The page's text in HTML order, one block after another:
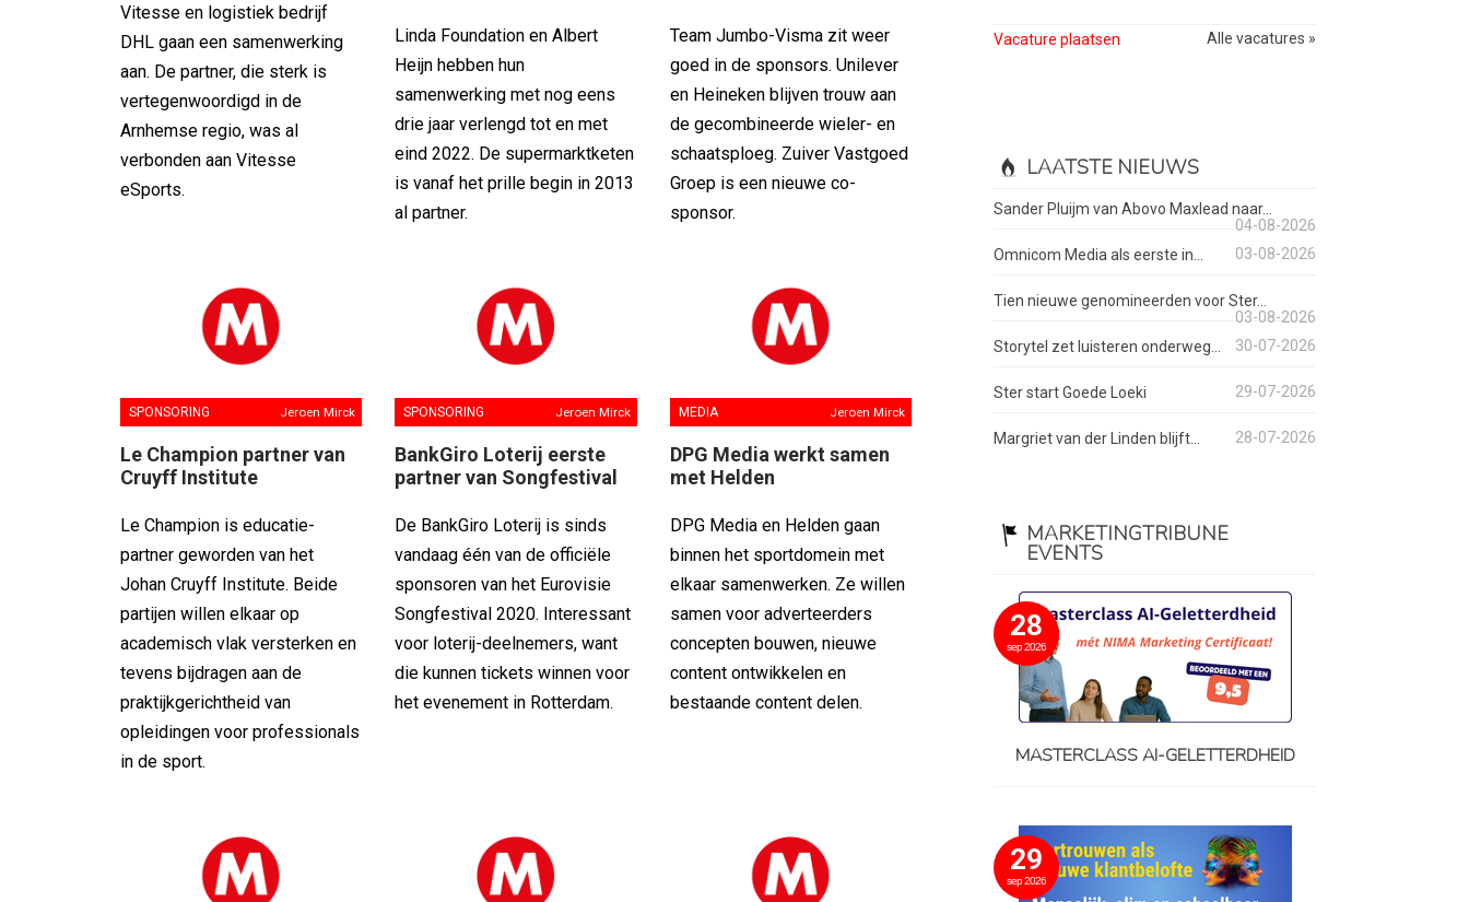
Vitesse en logistiek bedrijf
DHL gaan een samenwerking
aan. De partner, die sterk is
vertegenwoordigd in de
Arnhemse regio, was al
verbonden aan Vitesse
eSports.
Linda Foundation en Albert
Heijn hebben hun
samenwerking met nog eens
drie jaar verlengd tot en met
eind 2022. De supermarktketen
is vanaf het prille begin in 2013
al partner.
Team Jumbo-Visma zit weer
goed in de sponsors. Unilever
en Heineken blijven trouw aan
de gecombineerde wieler- en
schaatsploeg. Zuiver Vastgoed
Groep is een nieuwe co-
sponsor.
SPONSORING Jeroen Mirck
Le Champion partner van
Cruyff Institute
Le Champion is educatie-
partner geworden van het
Johan Cruyff Institute. Beide
partijen willen elkaar op
academisch vlak versterken en
tevens bijdragen aan de
praktijkgerichtheid van
opleidingen voor professionals
in de sport.
SPONSORING Jeroen Mirck
BankGiro Loterij eerste
partner van Songfestival
De BankGiro Loterij is sinds
vandaag één van de officiële
sponsoren van het Eurovisie
Songfestival 2020. Interessant
voor loterij-deelnemers, want
die kunnen tickets winnen voor
het evenement in Rotterdam.
MEDIA Jeroen Mirck
DPG Media werkt samen
met Helden
DPG Media en Helden gaan
binnen het sportdomein met
elkaar samenwerken. Ze willen
samen voor adverteerders
concepten bouwen, nieuwe
content ontwikkelen en
bestaande content delen.
Vacature plaatsen Alle vacatures »
LAATSTE NIEUWS
Sander Pluijm van Abovo Maxlead naar...
04-08-2026
Omnicom Media als eerste in...
03-08-2026
Tien nieuwe genomineerden voor Ster...
03-08-2026
Storytel zet luisteren onderweg...
30-07-2026
Ster start Goede Loeki 29-07-2026
Margriet van der Linden blijft... 28-07-2026
MARKETINGTRIBUNE
EVENTS
28
sep 2026
MASTERCLASS AI-GELETTERDHEID
29
sep 2026